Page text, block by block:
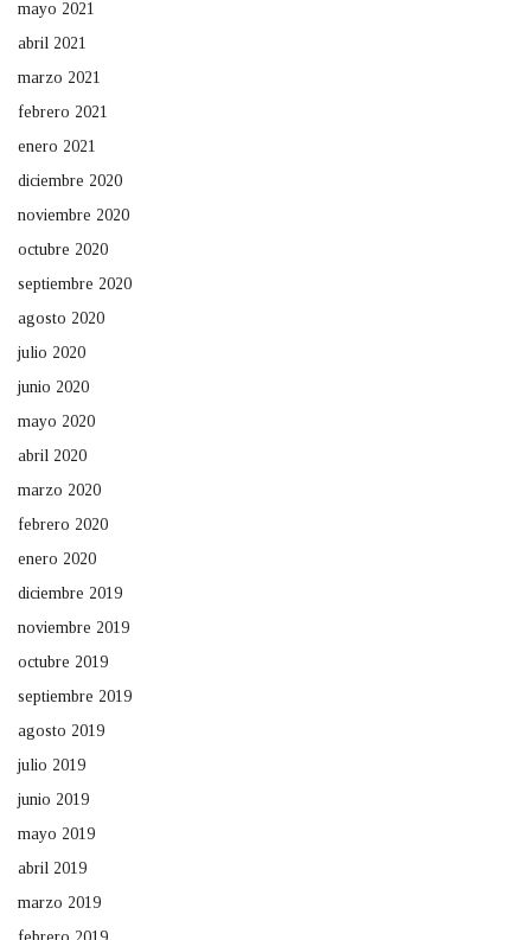
mayo 2021
abril 2021
marzo 2021
febrero 2021
enero 2021
diciembre 2020
noviembre 2020
octubre 2020
septiembre 2020
agosto 2020
julio 2020
junio 2020
mayo 2020
abril 2020
marzo 2020
febrero 2020
enero 2020
diciembre 2019
noviembre 2019
octubre 2019
septiembre 2019
agosto 2019
julio 2019
junio 2019
mayo 2019
abril 2019
marzo 2019